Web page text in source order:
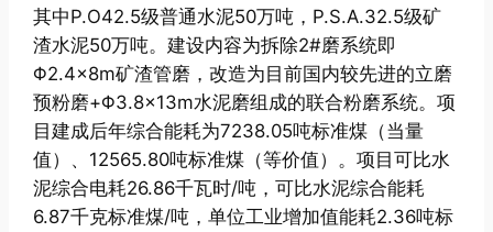
其中P.O42.5级普通水泥50万吨，P.S.A.32.5级矿
渣水泥50万吨。建设内容为拆除2#磨系统即
Φ2.4×8m矿渣管磨，改造为目前国内较先进的立磨
预粉磨+Φ3.8×13m水泥磨组成的联合粉磨系统。项
目建成后年综合能耗为7238.05吨标准煤（当量
值）、12565.80吨标准煤（等价值）。项目可比水
泥综合电耗26.86千瓦时/吨，可比水泥综合能耗
6.87千克标准煤/吨，单位工业增加值能耗2.36吨标